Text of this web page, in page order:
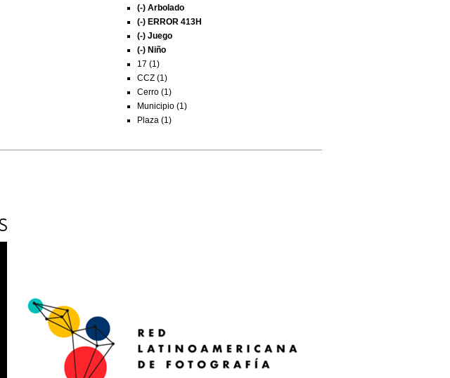
(-) Arbolado
(-) ERROR 413H
(-) Juego
(-) Niño
17 (1)
CCZ (1)
Cerro (1)
Municipio (1)
Plaza (1)